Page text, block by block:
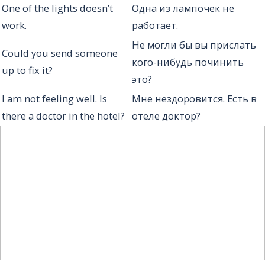
One of the lights doesn’t
work.
Одна из лампочек не
работает.
Could you send someone
up to fix it?
Не могли бы вы прислать
кого-нибудь починить
это?
I am not feeling well. Is
there a doctor in the hotel?
Мне нездоровится. Есть в
отеле доктор?